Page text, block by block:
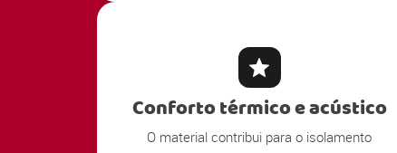
Conforto térmico e acústico
O material contribui para o isolamento